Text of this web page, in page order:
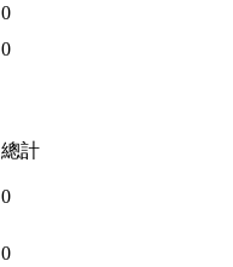
0
0
總計
0
0